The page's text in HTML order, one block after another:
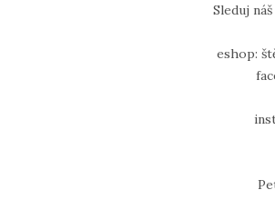
Sleduj
eshop: